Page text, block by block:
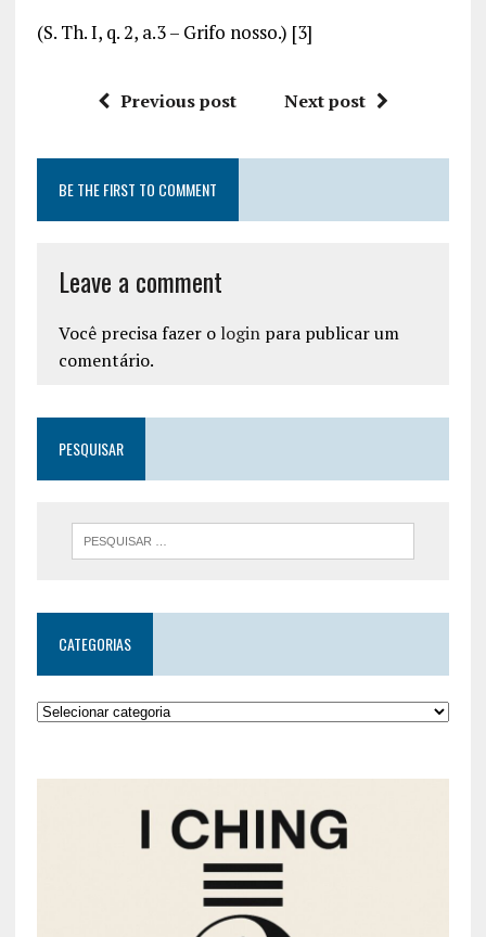
(S. Th. I, q. 2, a.3 – Grifo nosso.) [3]
Previous post Next post
BE THE FIRST TO COMMENT
Leave a comment
Você precisa fazer o loginpara publicar um
comentário.
PESQUISAR
CATEGORIAS